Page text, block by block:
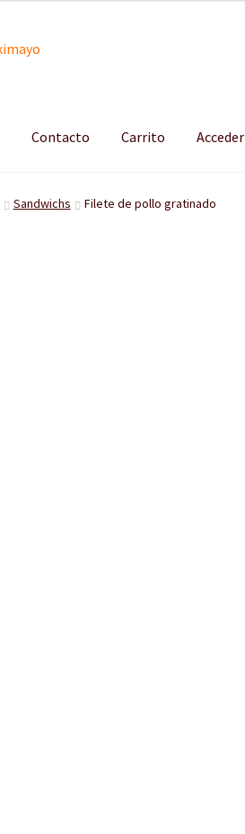
Contacto Carrito Acceder
Sandwichs Filete de pollo gratinado